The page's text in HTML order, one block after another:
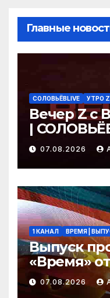
Главные
СОЛОВЬЁВLIVE УТРО Z
Вечер Z с
|
2026 года
07.08.2026
1 КАНАЛ ВРЕМЯ |
Выпуск
«Время»
07.08.2026